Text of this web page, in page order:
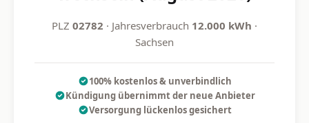
PLZ 02782 · Jahresverbrauch 12.000 kWh ·
Sachsen
100% kostenlos & unverbindlich
Kündigung übernimmt der neue Anbieter
Versorgung lückenlos gesichert